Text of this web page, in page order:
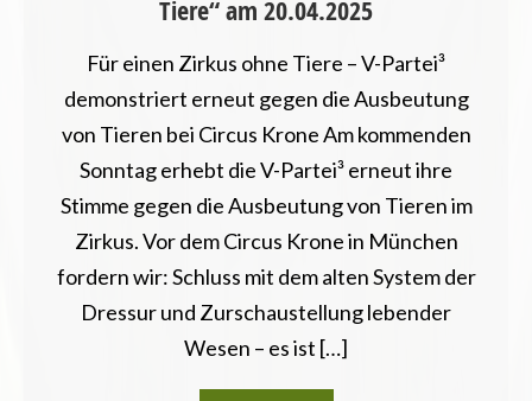
Tiere“ am 20.04.2025
Für einen Zirkus ohne Tiere – V-Partei³
demonstriert erneut gegen die Ausbeutung
von Tieren bei Circus Krone Am kommenden
Sonntag erhebt die V-Partei³ erneut ihre
Stimme gegen die Ausbeutung von Tieren im
Zirkus. Vor dem Circus Krone in München
fordern wir: Schluss mit dem alten System der
Dressur und Zurschaustellung lebender
Wesen – es ist […]